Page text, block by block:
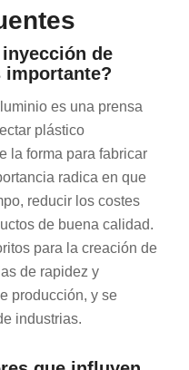
de
importante?
es una prensa
plástico
la forma para fabricar
radica en que
reducir los costes
de buena calidad.
para la creación de
de rapidez y
producción, y se
industrias.